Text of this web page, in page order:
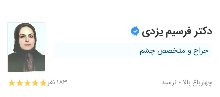
دکتر فرسیم یزدی
جراح و متخصص چشم
چهارباغ بالا - نرسید... ۱۸۳ نفر